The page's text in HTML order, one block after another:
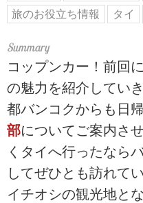
旅のお役立ち情報
タイ
コップンカー！前回
の魅力を紹介してい
都バンコクからも日
部についてご案内さ
くタイへ行ったなら
してぜひとも訪れて
イチオシの観光地と